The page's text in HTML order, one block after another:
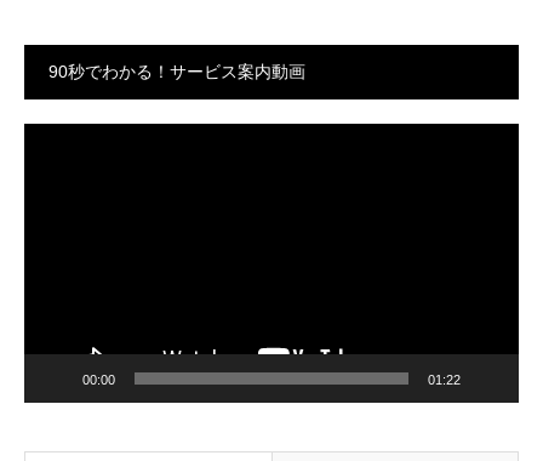
90秒でわかる！サービス案内動画
00:00 01:22